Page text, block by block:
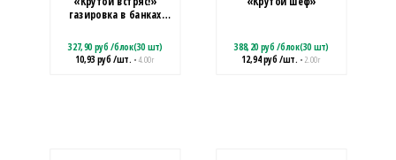
газировка в банках
327,90руб /блок(30 шт)
10,93 руб /шт. • 4.00 г
388,20 руб /блок(30 шт)
12,94руб /шт. • 2.00 г